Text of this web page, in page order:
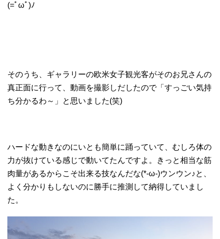
(=ﾟωﾟ)ﾉ
そのうち、ギャラリーの欧米女子観光客がそのお兄さんの
真正面に行って、動画を撮影しだしたので「すっごい気持
ち分かるわ～」と思いました(笑)
ハードな動きなのにいとも簡単に踊っていて、むしろ体の
力が抜けている感じで動いてたんですよ。きっと相当な筋
肉量があるからこそ出来る技なんだな(*-ω-)ウンウン♪と、
よく分かりもしないのに勝手に推測して納得していまし
た。